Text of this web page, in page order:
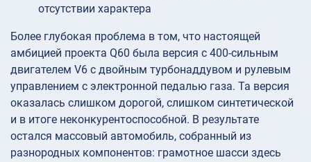
отсутствии характера
Более глубокая проблема в том, что настоящей
амбицией проекта Q60 была версия с 400-сильным
двигателем V6 с двойным турбонаддувом и рулевым
управлением с электронной педалью газа. Та версия
оказалась слишком дорогой, слишком синтетической
и в итоге неконкурентоспособной. В результате
остался массовый автомобиль, собранный из
разнородных компонентов: грамотное шасси здесь